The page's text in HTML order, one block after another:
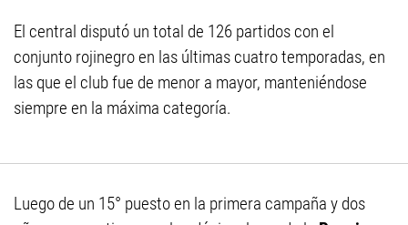
El central disputó un total de 126 partidos con el
conjunto rojinegro en las últimas cuatro temporadas, en
las que el club fue de menor a mayor, manteniéndose
siempre en la máxima categoría.
Luego de un 15° puesto en la primera campaña y dos